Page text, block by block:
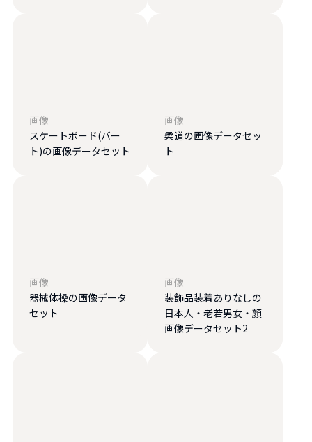
画像
スケートボード(バー
ト)の画像データセット
画像
柔道の画像データセッ
ト
画像
器械体操の画像データ
セット
画像
装飾品装着ありなしの
日本人・老若男女・顔
画像データセット2